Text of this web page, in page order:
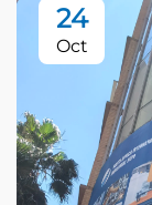
24
Oct